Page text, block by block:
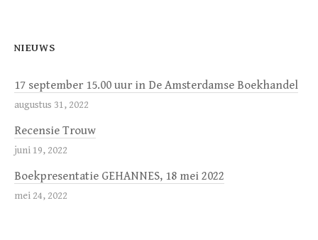
NIEUWS
17 september 15.00 uur in De Amsterdamse Boekhandel
augustus 31, 2022
Recensie Trouw
juni 19, 2022
Boekpresentatie GEHANNES, 18 mei 2022
mei 24, 2022